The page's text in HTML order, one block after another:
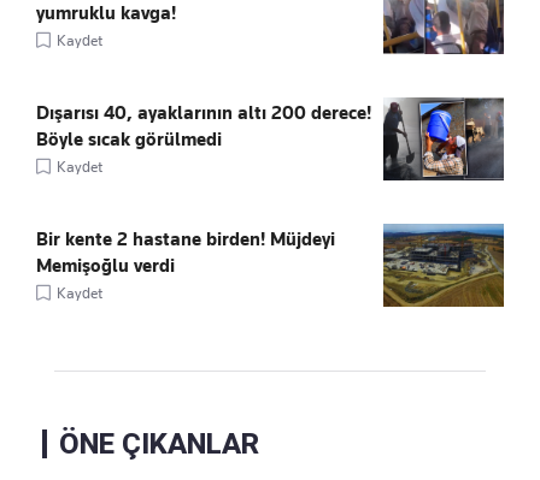
yumruklu kavga!
Kaydet
Dışarısı 40, ayaklarının altı 200 derece!
Böyle sıcak görülmedi
Kaydet
Bir kente 2 hastane birden! Müjdeyi
Memişoğlu verdi
Kaydet
ÖNE ÇIKANLAR